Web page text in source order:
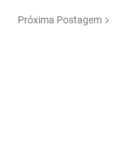
Próxima Postagem